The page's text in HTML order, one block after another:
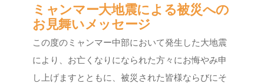
授業案内
行事・施設紹介
ミャンマー大地震による被災への
お見舞いメッセージ
この度のミャンマー中部において発生した大地震
により、お亡くなりになられた方々にお悔やみ申
し上げますとともに、被災された皆様ならびにそ